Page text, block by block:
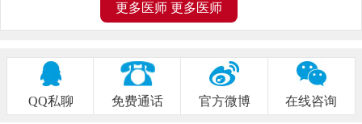
更多医师 更多医师
QQ私聊 免费通话 官方微博 在线咨询